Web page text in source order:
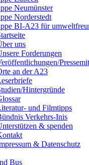
Neumünster
Norderstedt
BI-A23 für
uns
Forderungen
an der A23
Hintergründe
und Filmtipps
Verkehrs-Inis
& spenden
& Datenschutz
Bus